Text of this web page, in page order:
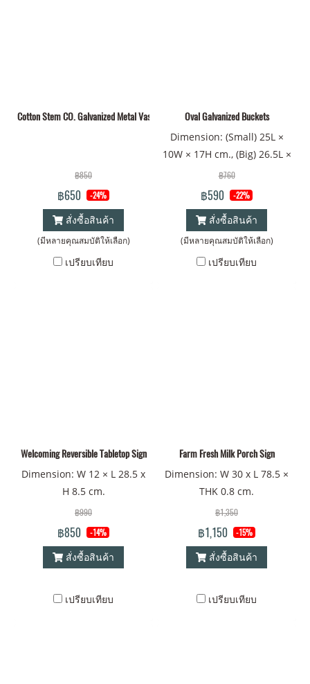
Cotton Stem CO. Galvanized Metal Vase
฿850
฿650 -24%
สั่งซื้อสินค้า
(มีหลายคุณสมบัติให้เลือก)
เปรียบเทียบ
Oval Galvanized Buckets
Dimension: (Small) 25L ×
10W × 17H cm., (Big) 26.5L ×
10.5W × 20H cm.
฿760
฿590 -22%
สั่งซื้อสินค้า
(มีหลายคุณสมบัติให้เลือก)
เปรียบเทียบ
Welcoming Reversible Tabletop Sign
Dimension: W 12 × L 28.5 x
H 8.5 cm.
฿990
฿850 -14%
สั่งซื้อสินค้า
เปรียบเทียบ
Farm Fresh Milk Porch Sign
Dimension: W 30 x L 78.5 ×
THK 0.8 cm.
฿1,350
฿1,150 -15%
สั่งซื้อสินค้า
เปรียบเทียบ